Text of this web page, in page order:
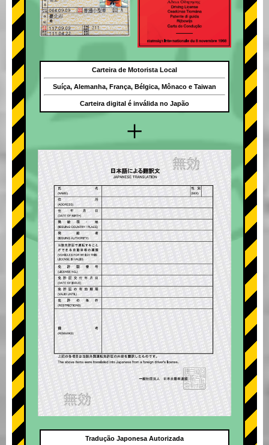
+
Carteira de Motorista Local
Suíça, Alemanha, França, Bélgica, Mônaco e Taiwan
Carteira digital é inválida no Japão
Tradução Japonesa Autorizada